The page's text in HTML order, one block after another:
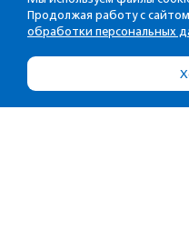
Продолжая работу с
обработки персональных